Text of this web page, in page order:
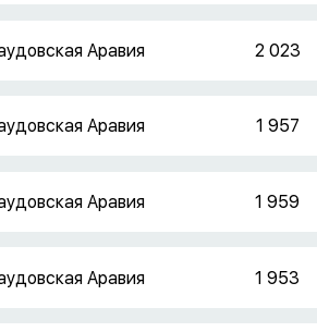
Аравия 2 023
Аравия 1 957
Аравия 1 959
Аравия 1 953